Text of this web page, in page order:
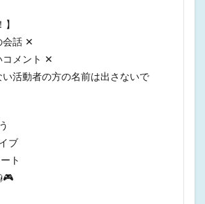
】
会話 ✕
コメント ✕
い活動者の方の名前は出さないで
ブ
ト